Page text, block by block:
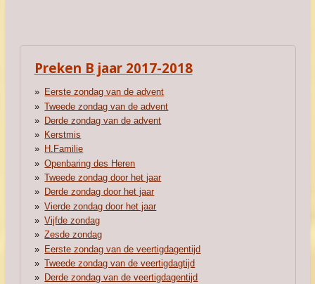
Preken B jaar 2017-2018
Eerste zondag van de advent
Tweede zondag van de advent
Derde zondag van de advent
Kerstmis
H.Familie
Openbaring des Heren
Tweede zondag door het jaar
Derde zondag door het jaar
Vierde zondag door het jaar
Vijfde zondag
Zesde zondag
Eerste zondag van de veertigdagentijd
Tweede zondag van de veertigdagtijd
Derde zondag van de veertigdagentijd